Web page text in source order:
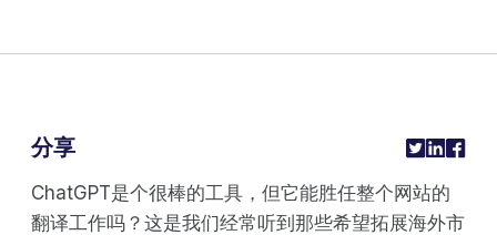
ChatGPT是个很棒的工具，但它能胜任整个网站的
翻译工作吗？这是我们经常听到那些希望拓展海外市
分享